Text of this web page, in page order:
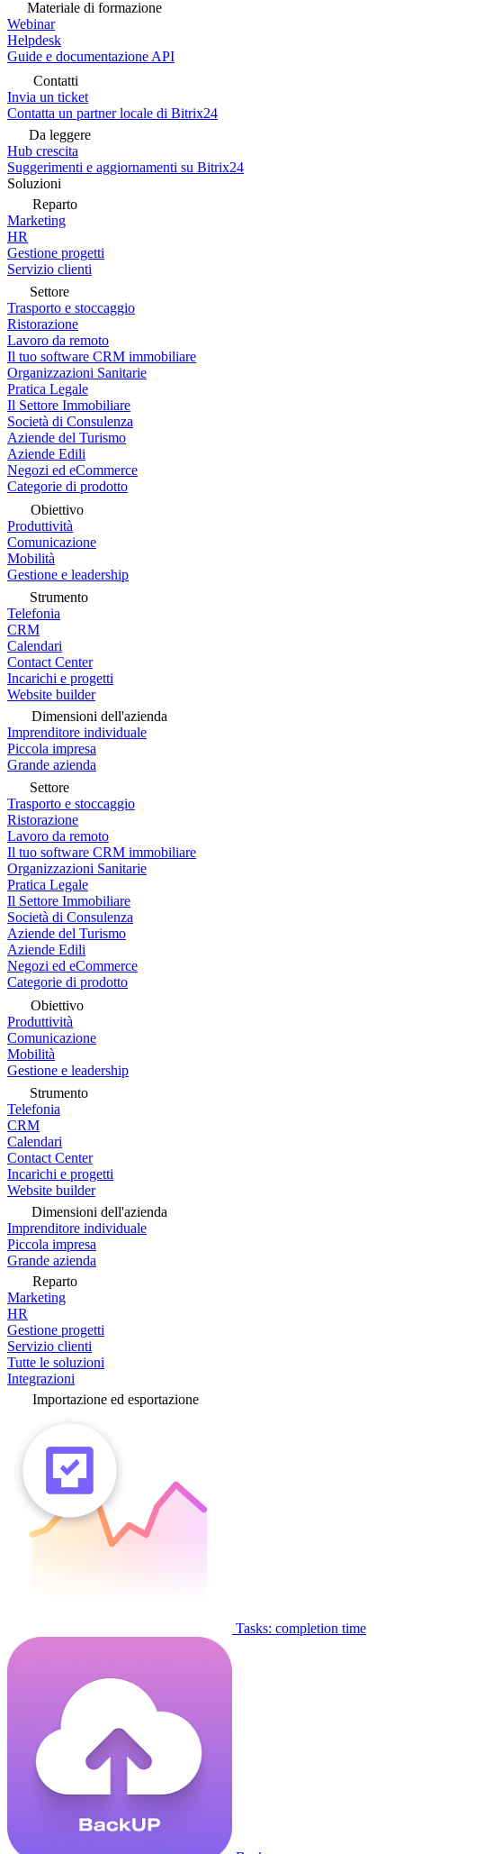
Materiale di formazione
Webinar
Helpdesk
Guide e documentazione API
Contatti
Invia un ticket
Contatta un partner locale di Bitrix24
Da leggere
Hub crescita
Suggerimenti e aggiornamenti su Bitrix24
Soluzioni
Reparto
Marketing
HR
Gestione progetti
Servizio clienti
Settore
Trasporto e stoccaggio
Ristorazione
Lavoro da remoto
Il tuo software CRM immobiliare
Organizzazioni Sanitarie
Pratica Legale
Il Settore Immobiliare
Società di Consulenza
Aziende del Turismo
Aziende Edili
Negozi ed eCommerce
Categorie di prodotto
Obiettivo
Produttività
Comunicazione
Mobilità
Gestione e leadership
Strumento
Telefonia
CRM
Calendari
Contact Center
Incarichi e progetti
Website builder
Dimensioni dell'azienda
Imprenditore individuale
Piccola impresa
Grande azienda
Settore
Trasporto e stoccaggio
Ristorazione
Lavoro da remoto
Il tuo software CRM immobiliare
Organizzazioni Sanitarie
Pratica Legale
Il Settore Immobiliare
Società di Consulenza
Aziende del Turismo
Aziende Edili
Negozi ed eCommerce
Categorie di prodotto
Obiettivo
Produttività
Comunicazione
Mobilità
Gestione e leadership
Strumento
Telefonia
CRM
Calendari
Contact Center
Incarichi e progetti
Website builder
Dimensioni dell'azienda
Imprenditore individuale
Piccola impresa
Grande azienda
Reparto
Marketing
HR
Gestione progetti
Servizio clienti
Tutte le soluzioni
Integrazioni
Importazione ed esportazione
Tasks: completion time